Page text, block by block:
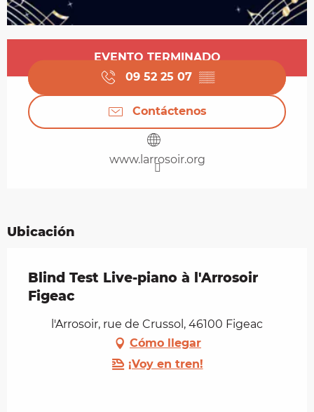
Horarios y datos de contacto
EVENTO TERMINADO
09 52 25 07 ▒▒
Contáctenos
www.larrosoir.org
Ubicación
Blind Test Live-piano à l'Arrosoir
Figeac
l'Arrosoir, rue de Crussol, 46100 Figeac
Cómo llegar
¡Voy en tren!